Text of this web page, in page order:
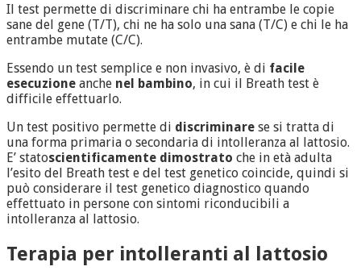
Il test permette di discriminare chi ha entrambe le copie
sane del gene (T/T), chi ne ha solo una sana (T/C) e chi le ha
entrambe mutate (C/C).
Essendo un test semplice e non invasivo, è di facile
esecuzione anche nel bambino, in cui il Breath test è
difficile effettuarlo.
Un test positivo permette di discriminare se si tratta di
una forma primaria o secondaria di intolleranza al lattosio.
E’ statoscientificamente dimostrato che in età adulta
l’esito del Breath test e del test genetico coincide, quindi si
può considerare il test genetico diagnostico quando
effettuato in persone con sintomi riconducibili a
intolleranza al lattosio.
Terapia per intolleranti al lattosio